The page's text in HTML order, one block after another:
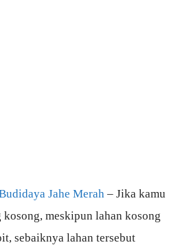
Jahe Merah – Jika kamu
meskipun lahan kosong
sebaiknya lahan tersebut